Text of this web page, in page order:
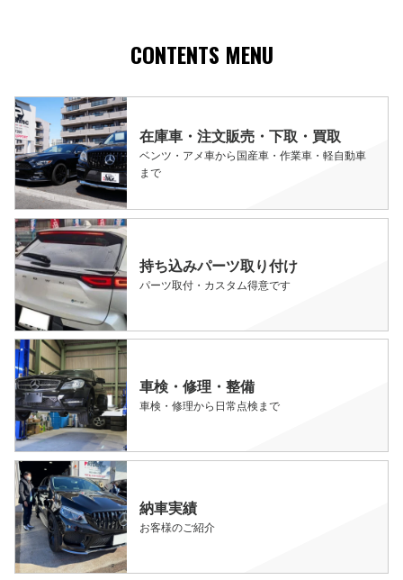
CONTENTS MENU
在庫車・注文販売・下取・買取
ベンツ・アメ車から国産車・作業車・軽自動車
まで
持ち込みパーツ取り付け
パーツ取付・カスタム得意です
車検・修理・整備
車検・修理から日常点検まで
納車実績
お客様のご紹介